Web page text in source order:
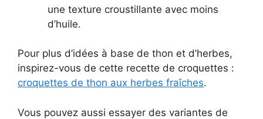
une texture croustillante avec moins
d’huile.
Pour plus d’idées à base de thon et d’herbes,
inspirez-vous de cette recette de croquettes :
croquettes de thon aux herbes fraîches.
Vous pouvez aussi essayer des variantes de